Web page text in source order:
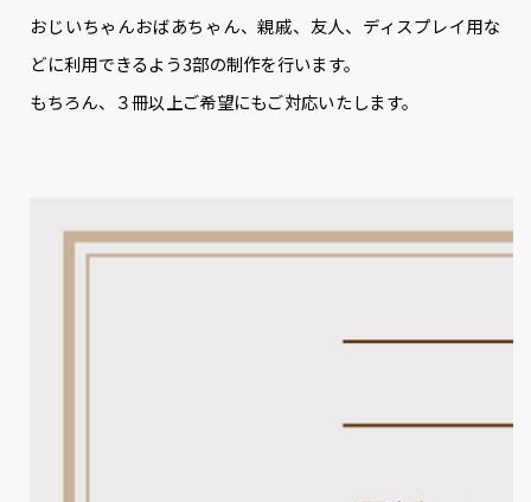
おじいちゃんおばあちゃん、親戚、友人、ディスプレイ用な
どに利用できるよう3部の制作を行います。
もちろん、３冊以上ご希望にもご対応いたします。